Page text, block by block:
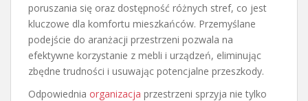
poruszania się oraz dostępność różnych stref, co jest
kluczowe dla komfortu mieszkańców. Przemyślane
podejście do aranżacji przestrzeni pozwala na
efektywne korzystanie z mebli i urządzeń, eliminując
zbędne trudności i usuwając potencjalne przeszkody.
Odpowiednia organizacja przestrzeni sprzyja nie tylko